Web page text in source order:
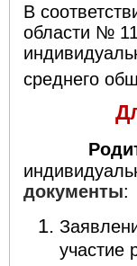
В
области №
среднего
документы:
участие